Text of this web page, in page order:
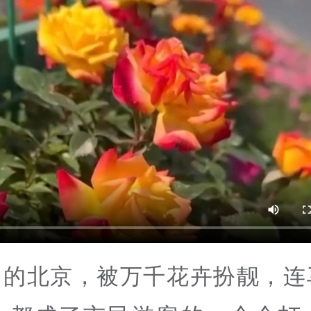
北京，被万千花卉扮靓，